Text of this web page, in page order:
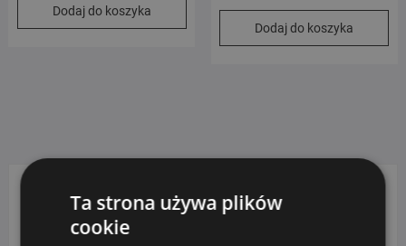
wynosiła:
399.00 zł.
379.00 zł.
Dodaj do koszyka
Dodaj do koszyka
KATEGORIE PRODUKTÓW
Ta strona używa plików
cookie